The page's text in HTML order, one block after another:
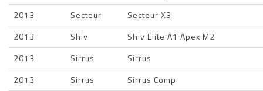
2013
Secteur
Secteur X3
2013
Shiv
Shiv Elite A1 Apex M2
2013
Sirrus
Sirrus
2013
Sirrus
Sirrus Comp